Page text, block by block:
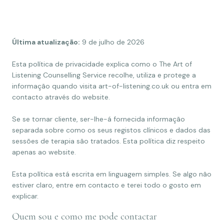
Última atualização: 9 de julho de 2026
Esta política de privacidade explica como o The Art of
Listening Counselling Service recolhe, utiliza e protege a
informação quando visita art-of-listening.co.uk ou entra em
contacto através do website.
Se se tornar cliente, ser-lhe-á fornecida informação
separada sobre como os seus registos clínicos e dados das
sessões de terapia são tratados. Esta política diz respeito
apenas ao website.
Esta política está escrita em linguagem simples. Se algo não
estiver claro, entre em contacto e terei todo o gosto em
explicar.
Quem sou e como me pode contactar